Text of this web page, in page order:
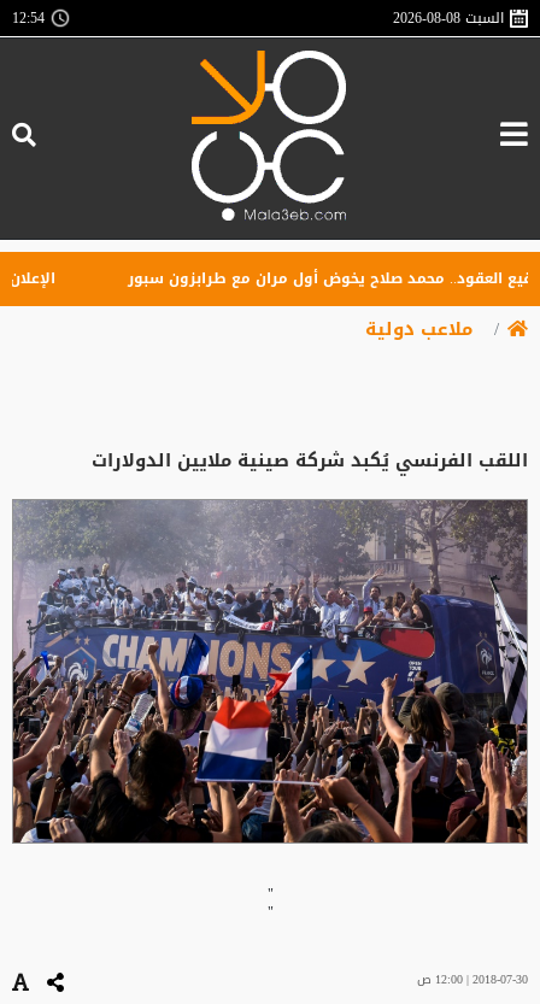
السبت2026-08-08
12:54
العقود.. محمد صلاح يخوض أول مران مع طرابزون سبور الإعلان
ملاعب دولية
اللقب الفرنسي يُكبد شركة صينية ملايين الدولارات
"
"
2018-07-30 | 12:00 ص